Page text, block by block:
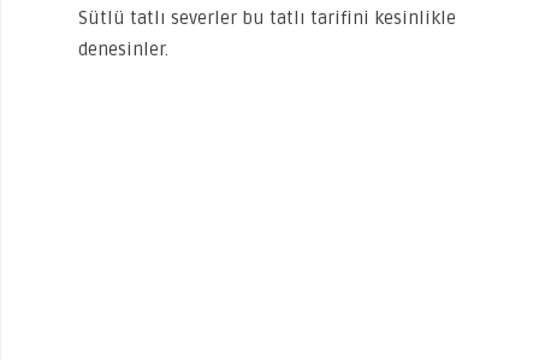
Sütlü tatlı severler bu tatlı tarifini kesinlikle
denesinler.